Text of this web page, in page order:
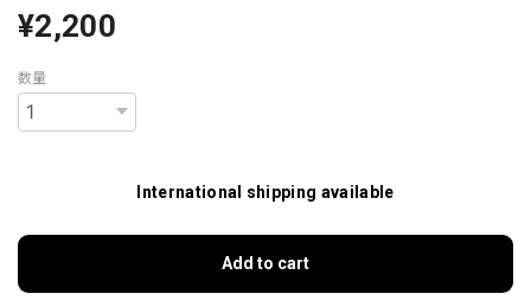
¥2,200
数量
International shipping available
Add to cart